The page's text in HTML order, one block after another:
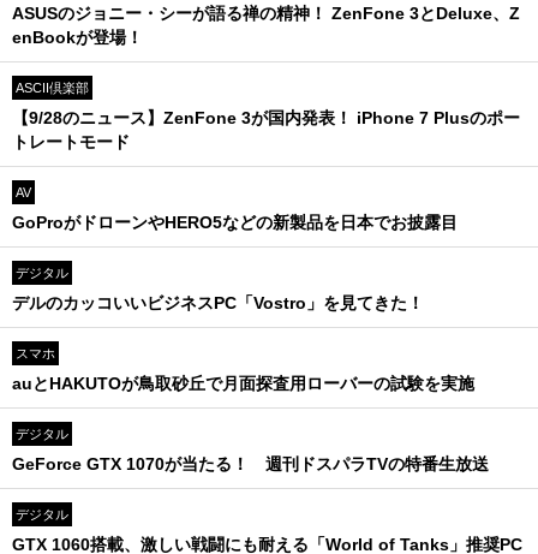
ASUSのジョニー・シーが語る禅の精神！ ZenFone 3とDeluxe、Z
enBookが登場！
ASCII倶楽部
【9/28のニュース】ZenFone 3が国内発表！ iPhone 7 Plusのポー
トレートモード
AV
GoProがドローンやHERO5などの新製品を日本でお披露目
デジタル
デルのカッコいいビジネスPC「Vostro」を見てきた！
スマホ
auとHAKUTOが鳥取砂丘で月面探査用ローバーの試験を実施
デジタル
GeForce GTX 1070が当たる！ 週刊ドスパラTVの特番生放送
デジタル
GTX 1060搭載、激しい戦闘にも耐える「World of Tanks」推奨PC